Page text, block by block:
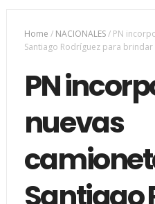
Home / NACIONALES/ PN
Santiago Rodríguez para
PN
nuevas
Santiago